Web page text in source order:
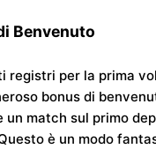
Benvenuto
registri per la prima
bonus di
un match sul primo
è un modo